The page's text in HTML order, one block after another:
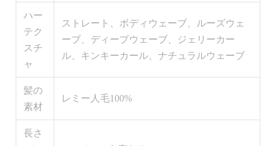
ハー
テク
スチ
ャ
ストレート、ボディウェーブ、ルーズウェ
ーブ、ディープウェーブ、ジェリーカー
ル、キンキーカール、ナチュラルウェーブ
髪の
素材
レミー人毛100%
長さ